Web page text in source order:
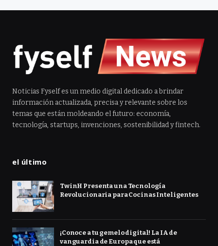
Noticias Fyself es un medio digital dedicado a brindar
información actualizada, precisa y relevante sobre los
temas que están moldeando el futuro: economía,
tecnología, startups, invenciones, sostenibilidad y fintech.
el último
TwinH Presenta una Tecnología
Revolucionaria para Cocinas Inteligentes
¡Conoce a tu gemelo digital! La IA de
vanguardia de Europa que está